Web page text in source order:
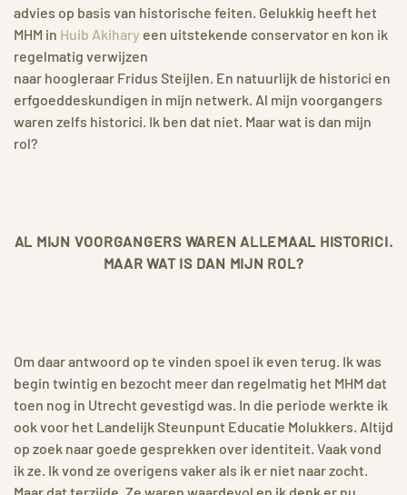
advies op basis van historische feiten. Gelukkig heeft het
MHM in Huib Akihary een uitstekende conservator en kon ik
regelmatig verwijzen
naar hoogleraar Fridus Steijlen. En natuurlijk de historici en
erfgoeddeskundigen in mijn netwerk. Al mijn voorgangers
waren zelfs historici. Ik ben dat niet. Maar wat is dan mijn
rol?
AL MIJN VOORGANGERS WAREN ALLEMAAL HISTORICI.
MAAR WAT IS DAN MIJN ROL?
Om daar antwoord op te vinden spoel ik even terug. Ik was
begin twintig en bezocht meer dan regelmatig het MHM dat
toen nog in Utrecht gevestigd was. In die periode werkte ik
ook voor het Landelijk Steunpunt Educatie Molukkers. Altijd
op zoek naar goede gesprekken over identiteit. Vaak vond
ik ze. Ik vond ze overigens vaker als ik er niet naar zocht.